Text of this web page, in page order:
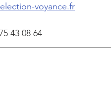
voyance.fr
43 08 64